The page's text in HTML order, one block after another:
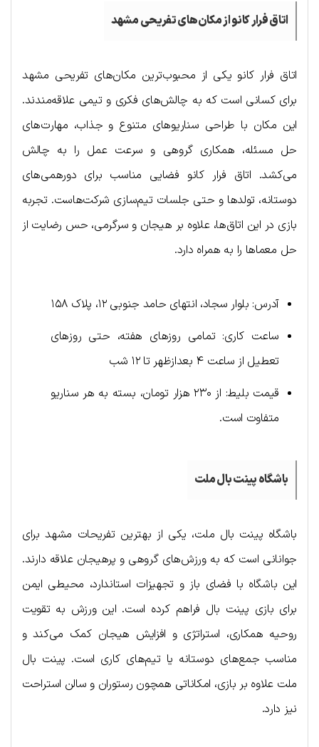
اتاق فرار کانو از مکان‌های تفریحی مشهد
اتاق فرار کانو یکی از محبوب‌ترین مکان‌های تفریحی مشهد
برای کسانی است که به چالش‌های فکری و تیمی علاقه‌مندند.
این مکان با طراحی سناریوهای متنوع و جذاب، مهارت‌های
حل مسئله، همکاری گروهی و سرعت عمل را به چالش
می‌کشد. اتاق فرار کانو فضایی مناسب برای دورهمی‌های
دوستانه، تولدها و حتی جلسات تیم‌سازی شرکت‌هاست. تجربه
بازی در این اتاق‌ها، علاوه بر هیجان و سرگرمی، حس رضایت از
حل معماها را به همراه دارد.
آدرس: بلوار سجاد، انتهای حامد جنوبی ۱۲، پلاک ۱۵۸
ساعت کاری: تمامی روزهای هفته، حتی روزهای
تعطیل از ساعت ۴ بعدازظهر تا ۱۲ شب
قیمت بلیط: از ۲۳۰ هزار تومان، بسته به هر سناریو
متفاوت است.
باشگاه پینت بال ملت
باشگاه پینت بال ملت، یکی از بهترین تفریحات مشهد برای
جوانانی است که به ورزش‌های گروهی و پرهیجان علاقه دارند.
این باشگاه با فضای باز و تجهیزات استاندارد، محیطی ایمن
برای بازی پینت بال فراهم کرده است. این ورزش به تقویت
روحیه همکاری، استراتژی و افزایش هیجان کمک می‌کند و
مناسب جمع‌های دوستانه یا تیم‌های کاری است. پینت بال
ملت علاوه بر بازی، امکاناتی همچون رستوران و سالن استراحت
نیز دارد.